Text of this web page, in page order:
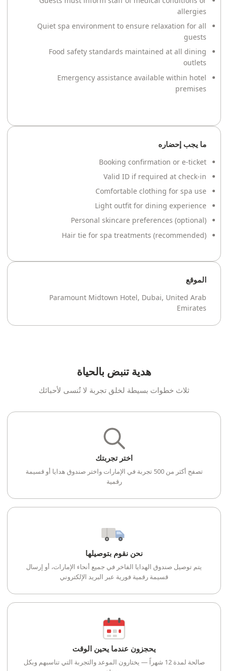
allergies
Quiet spa environment to ensure relaxation for all
guests
Food safety standards maintained at all dining
outlets
Emergency assistance available within hotel
premises
ما يجب إحضاره
Booking confirmation or e-ticket
Valid ID if required at check-in
Comfortable clothing for spa use
Light outfit for dining experience
Personal skincare preferences (optional)
Hair tie for spa treatments (recommended)
الموقع
Paramount Midtown Hotel, Dubai, United Arab
Emirates
هدية تنبض بالحياة
ثلاث خطوات بسيطة لخلق تجربة لا تُنسى لأحبائك
اختر تجربتك
تصفح أكثر من 500 تجربة في الإمارات واختر صندوق هدايا أو قسيمة
رقمية
نحن نقوم بتوصيلها
يتم توصيل صندوق الهدايا الفاخر في جميع أنحاء الإمارات، أو إرسال
قسيمة رقمية فورية عبر البريد الإلكتروني
يحجزون عندما يحين الوقت
صالحة لمدة 12 شهراً — يختارون الموعد والتجربة التي تناسبهم وبكل